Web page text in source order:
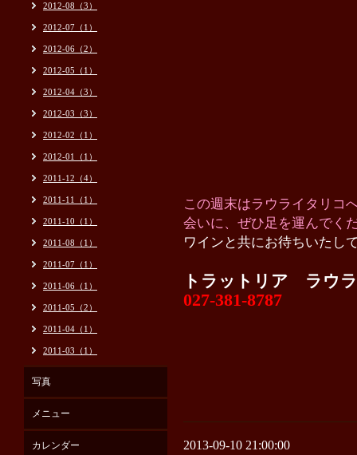
この週末はラウライタリコ
会いに、ぜひ足を運んでく
ワインと共にお待ちいたし
トラットリア ラウ
027-381-8787
2013-09-10 21:00:00
2012-08（3）
2012-07（1）
2012-06（2）
2012-05（1）
2012-04（3）
2012-03（3）
2012-02（1）
2012-01（1）
2011-12（4）
2011-11（1）
2011-10（1）
2011-08（1）
2011-07（1）
2011-06（1）
2011-05（2）
2011-04（1）
2011-03（1）
写真
メニュー
カレンダー